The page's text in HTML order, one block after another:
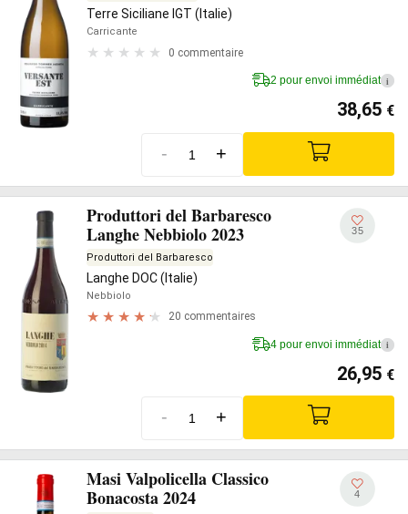
Terre Siciliane IGT (Italie)
Carricante
0 commentaire
2 pour envoi immédiat i
38,65 €
- +
Produttori del Barbaresco
Langhe Nebbiolo 2023
Produttori del Barbaresco
Langhe DOC (Italie)
Nebbiolo
20 commentaires
35
4 pour envoi immédiat i
26,95 €
- +
Masi Valpolicella Classico
Bonacosta 2024
4